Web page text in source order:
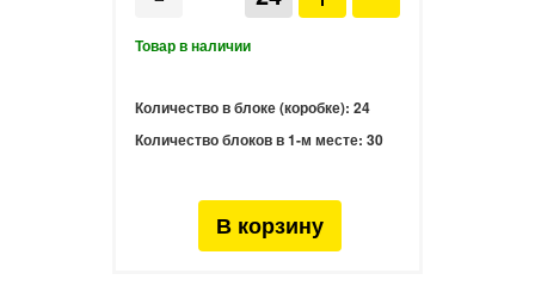
Количество в блоке (коробке): 24
Количество блоков в 1-м месте: 30